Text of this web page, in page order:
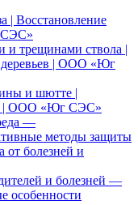
| Восстановление
СЭС»
и трещинами ствола |
деревьев | ООО «Юг
и шютте |
| ООО «Юг СЭС»
—
методы защиты
от болезней и
и болезней —
особенности